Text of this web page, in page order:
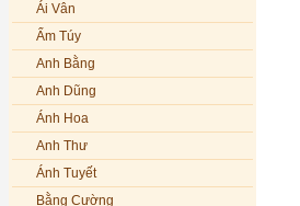
Tình Lam - Kim Khánh & Hoàng
Vĩnh
Xin cho con niềm tin - Kim Linh
Quán Âm Mẹ hiền - Kim Linh
Nhạc niệm Nam Mô A Di Đà Phật -
Kim Linh
Mẹ Từ Bi - Kim Linh
12 Lời nguyện của Bồ tát Quán Thế
Âm - Kim Linh
Ái Vân
Ẩm Túy
Anh Bằng
Anh Dũng
Ánh Hoa
Anh Thư
Ánh Tuyết
Bằng Cường